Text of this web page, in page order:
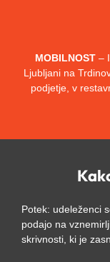
MOBILNOST –
Ljubljani na
podjetje, v
Potek: udeleženci
podajo na
skrivnosti, ki je